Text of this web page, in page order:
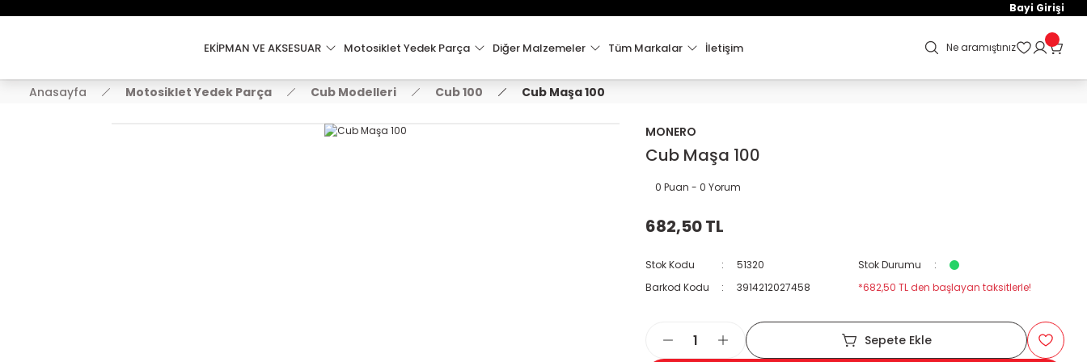
2000 TL VE ÜZERİ KARGO ÜCRETSİZ !
Bayi Girişi
EKİPMAN VE AKSESUAR Motosiklet Yedek Parça Diğer Malzemeler Tüm Markalar İletişim Ne aramıştınız
Anasayfa Motosiklet Yedek Parça Cub Modelleri Cub 100 Cub Maşa 100
MONERO
Cub Maşa 100
0 Puan - 0 Yorum
682,50 TL
Stok Kodu 51320
Stok Durumu
Barkod Kodu
3914212027458 *682,50 TL den başlayan taksitlerle!
Sepete Ekle